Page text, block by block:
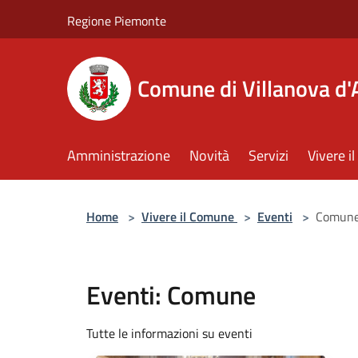
Regione Piemonte
Comune di Villanova
Amministrazione Novità Servizi Vivere
Home > Vivere il Comune > Eventi >
Eventi: Comune
Tutte le informazioni su eventi